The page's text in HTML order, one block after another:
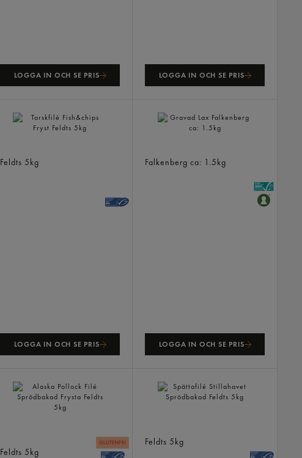
LOGGA IN OCH SE PRIS LOGGA IN OCH SE PRIS
Feldts 5kg
LOGGA IN OCH SE PRIS
Falkenberg ca: 1.5kg
LOGGA IN OCH SE PRIS
Feldts 5kg
Feldts 5kg